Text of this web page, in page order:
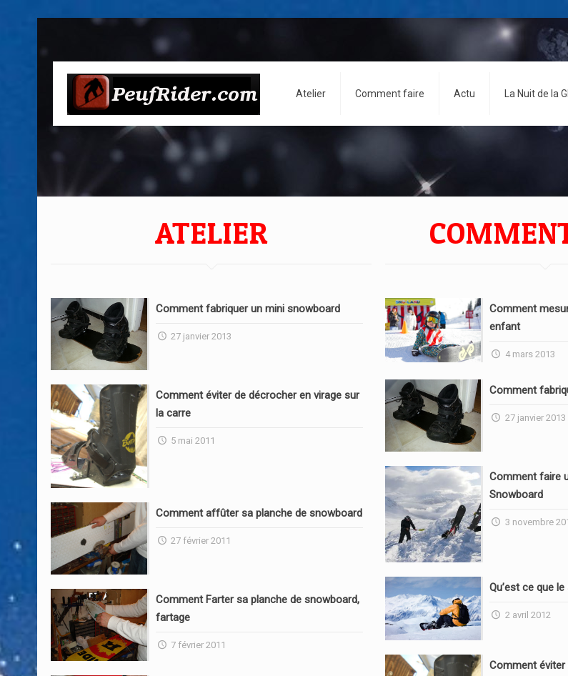
Atelier Comment faire Actu La Nuit de la
ATELIER
Comment fabriquer un mini snowboard
27 janvier 2013
Comment éviter de décrocher en virage sur
la carre
5 mai 2011
Comment affûter sa planche de snowboard
27 février 2011
Comment Farter sa planche de snowboard,
fartage
7 février 2011
Comment
enfant
4 mars 2013
Comment
27 janvier 2013
Comment faire
Snowboard
3 novembre
Qu’est ce que
2 avril 2012
Comment